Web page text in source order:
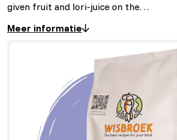
given fruit and lori-juice on the…
Meer informatie